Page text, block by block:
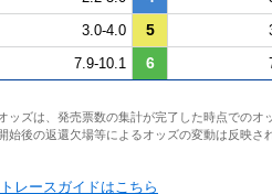
3.0-4.0 5
7.9-10.1 6
ッズは、発売票数の集計が完了した時点でのオ
始後の返還欠場等によるオッズの変動は反映さ
レースガイドはこちら